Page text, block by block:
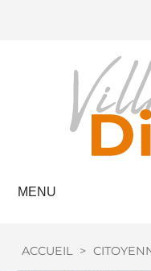
MENU
ACCUEIL >